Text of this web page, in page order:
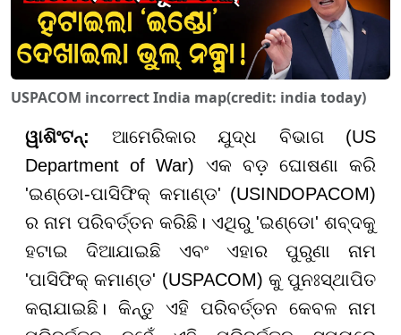
USPACOM incorrect India map(credit: india today)
ୱାଶିଂଟନ୍: ଆମେରିକାର ଯୁଦ୍ଧ ବିଭାଗ (US
Department of War) ଏକ ବଡ଼ ଘୋଷଣା କରି
'ଇଣ୍ଡୋ-ପାସିଫିକ୍ କମାଣ୍ଡ' (USINDOPACOM)
ର ନାମ ପରିବର୍ତ୍ତନ କରିଛି। ଏଥିରୁ 'ଇଣ୍ଡୋ' ଶବ୍ଦକୁ
ହଟାଇ ଦିଆଯାଇଛି ଏବଂ ଏହାର ପୁରୁଣା ନାମ
'ପାସିଫିକ୍ କମାଣ୍ଡ' (USPACOM) କୁ ପୁନଃସ୍ଥାପିତ
କରାଯାଇଛି। କିନ୍ତୁ ଏହି ପରିବର୍ତ୍ତନ କେବଳ ନାମ